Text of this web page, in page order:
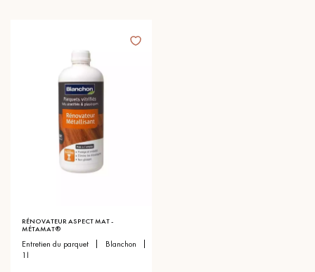
RÉNOVATEUR ASPECT MAT -
MÉTAMAT®
entretien du parquet
blanchon
1l